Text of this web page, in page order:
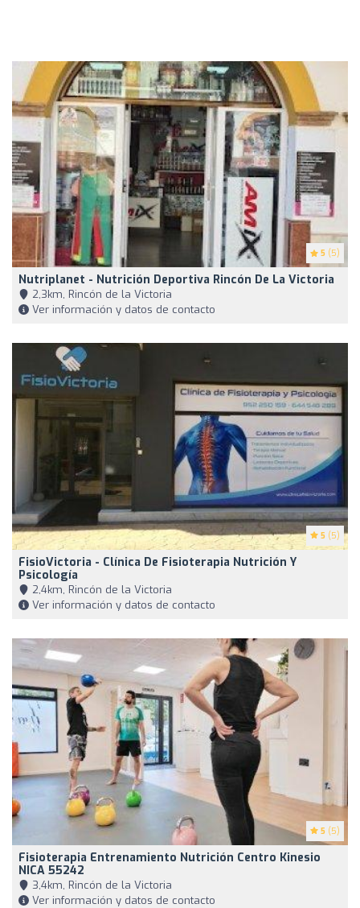
5 (5)
Nutriplanet - Nutrición Deportiva Rincón De La Victoria
2,3km, Rincón de la Victoria
Ver información y datos de contacto
5 (5)
FisioVictoria - Clínica De Fisioterapia Nutrición Y
Psicología
2,4km, Rincón de la Victoria
Ver información y datos de contacto
5 (5)
Fisioterapia Entrenamiento Nutrición Centro Kinesio
NICA 55242
3,4km, Rincón de la Victoria
Ver información y datos de contacto